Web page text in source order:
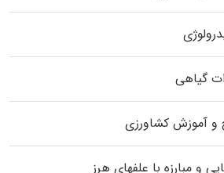
گیاهی
و آموزش کشاورزی
و مبارزه با علفهای هرز